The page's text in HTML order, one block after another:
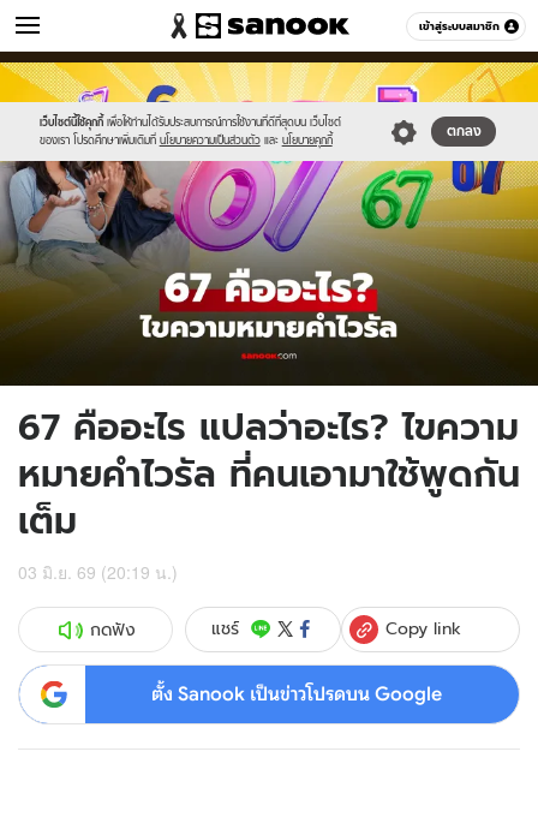
เข้าสู่ระบบสมาชิก
วัยรุ่น หมวดอื่นๆ
เว็บไซต์นี้ใช้คุกกี้ เพื่อให้ท่านได้รับประสบการณ์การใช้งานที่ดีที่สุดบน เว็บไซต์
ของเรา โปรดศึกษาเพิ่มเติมที่ นโยบายความเป็นส่วนตัว และ นโยบายคุกกี้
ตกลง
Sanook
//s.isanook.com/sr/0/images/logo-
new-
sanook.png
600
60
//s.isanook.com/ca/0/ud/286/1431755/new-
thumbnail1200x720_v2-
20.jpg
67 คืออะไร แปลว่าอะไร? ไขความ
หมายคำไวรัล ที่คนเอามาใช้พูดกัน
เต็ม
03 มิ.ย. 69 (20:19 น.)
กดฟัง แชร์ Copy link
ตั้ง Sanook เป็นข่าวโปรดบน Google